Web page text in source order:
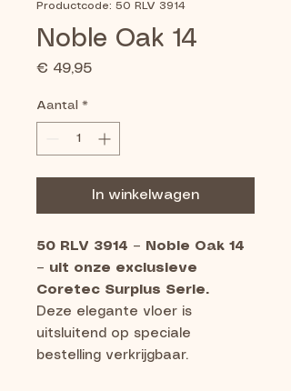
Productcode: 50 RLV 3914
Noble Oak 14
€ 49,95Prijs
Aantal *
In winkelwagen
50 RLV 3914 – Noble Oak 14
– uit onze exclusieve
Coretec Surplus Serie.
Deze elegante vloer is
uitsluitend op speciale
bestelling verkrijgbaar.